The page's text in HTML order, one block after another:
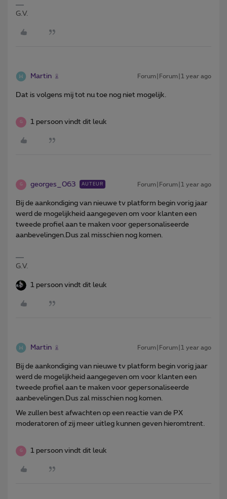
G.V.
Martin Forum|Forum|1 year ago
Dat is volgens mij tot nu toe nog niet mogelijk.
G 1 persoon vindt dit leuk
G georges_063 AUTEUR Forum|Forum|1 year ago
Bij de aankondiging van nieuwe tv platform begin vorig jaar
werd de mogelijkheid aangegeven om voor klanten een
tweede profiel aan te maken voor gepersonaliseerde
aanbevelingen.Dus zal misschien nog komen.
G.V.
1 persoon vindt dit leuk
Martin Forum|Forum|1 year ago
Bij de aankondiging van nieuwe tv platform begin vorig jaar
werd de mogelijkheid aangegeven om voor klanten een
tweede profiel aan te maken voor gepersonaliseerde
aanbevelingen.Dus zal misschien nog komen.
We zullen best afwachten op een reactie van de PX
moderatoren of zij meer uitleg kunnen geven hieromtrent.
G 1 persoon vindt dit leuk